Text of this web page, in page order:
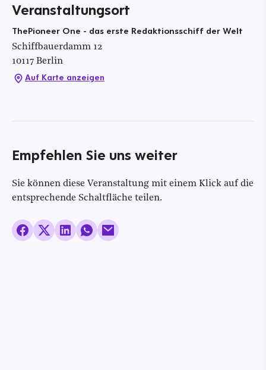
Veranstaltungsort
ThePioneer One - das erste Redaktionsschiff der Welt
Schiffbauerdamm 12
10117 Berlin
Auf Karte anzeigen
Empfehlen Sie uns weiter
Sie können diese Veranstaltung mit einem Klick auf die
entsprechende Schaltfläche teilen.